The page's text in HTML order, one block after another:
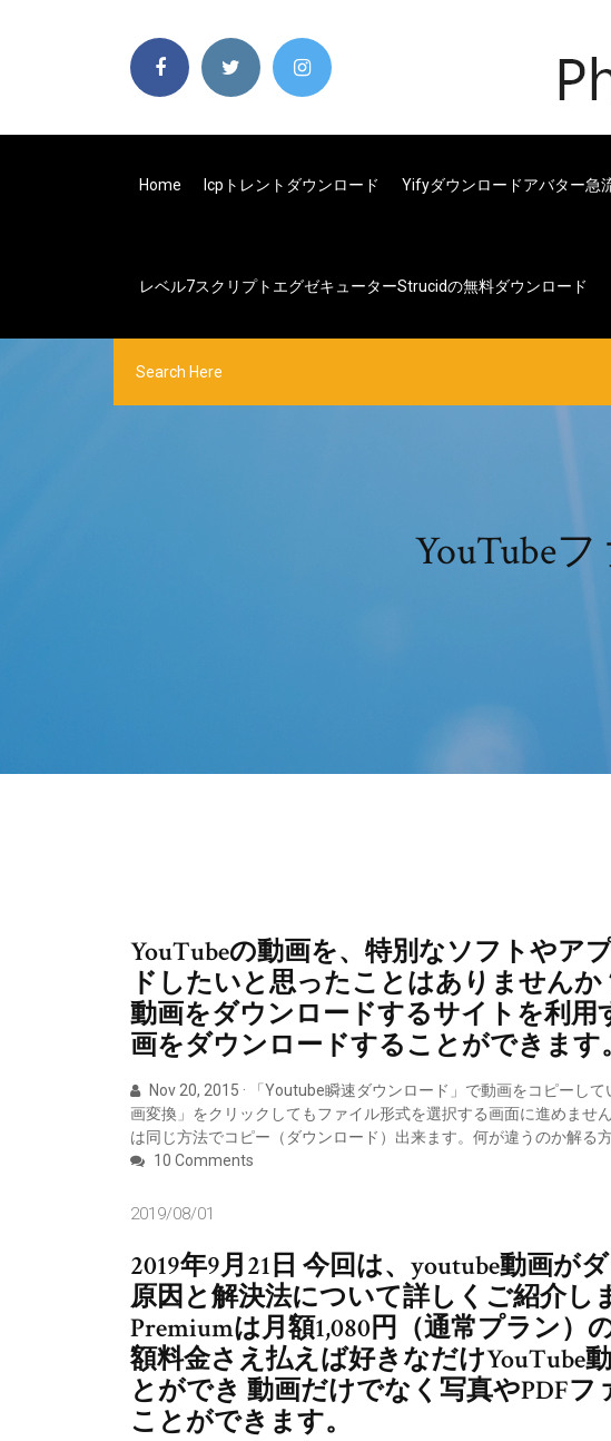
Home Icpトレントダウンロード Yifyダウンロードアバター急
レベル7スクリプトエグゼキューターstrucidの無料ダウンロード
YouTube
YouTubeの動画を、特別なソフトやア
ドしたいと思ったことはありませんか
動画をダウンロードするサイトを利用
画をダウンロードすることができます。
Nov 20, 2015 · 「Youtube瞬速ダウンロード」で動画をコピーし
画変換」をクリックしてもファイル形式を選択する画面に進めませ
は同じ方法でコピー（ダウンロード）出来ます。何が違うのか解る
10 Comments
2019/08/01
2019年9月21日 今回は、youtube動画
原因と解決法について詳しくご紹介し
Premiumは月額1,080円（通常プラン）
額料金さえ払えば好きなだけYouTube
とができ 動画だけでなく写真やPDF
ことができます。